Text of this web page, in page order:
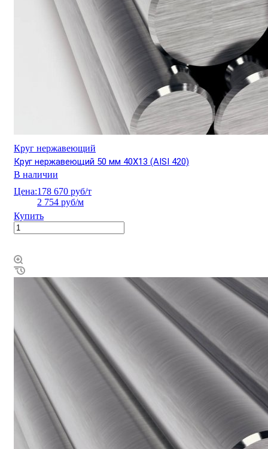
Круг нержавеющий
Круг нержавеющий 50 мм 40Х13 (AISI 420)
В наличии
Цена:178 670 руб/т
2 754 руб/м
Купить